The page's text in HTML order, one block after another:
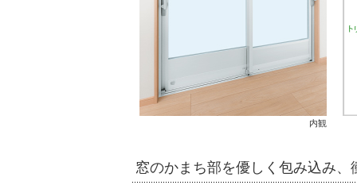
内観
窓のかまち部を優しく包み込み